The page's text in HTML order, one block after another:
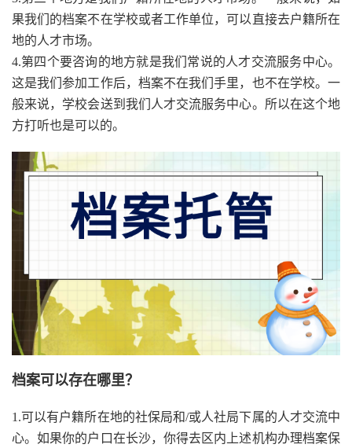
果我们的档案不在学校或者工作单位，可以直接去户籍所在
地的人才市场。
4.第四个要咨询的地方就是我们常说的人才交流服务中心。
这是我们参加工作后，档案不在我们手里，也不在学校。一
般来说，学校会送到我们人才交流服务中心。所以在这个地
方打听也是可以的。
档案可以存在哪里？
1.可以有户籍所在地的社保局和/或人社局下属的人才交流中
心。如果你的户口在长沙，你得去区内上述机构办理档案保